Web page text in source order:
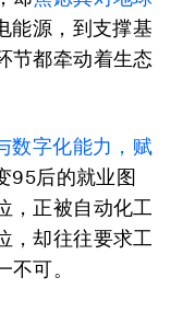
能源，到支撑基
节都牵动着生态
数字化能力，赋
95后的就业图
，正被自动化工
，却往往要求工
可。